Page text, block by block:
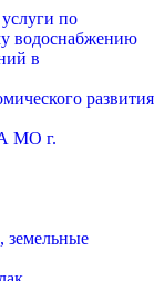
по
водоснабжению
в
развития
МО г.
земельные